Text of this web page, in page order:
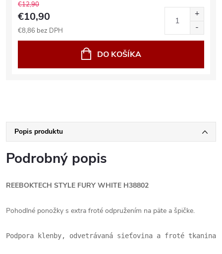
€12,90
€10,90
€8,86 bez DPH
DO KOŠÍKA
Popis produktu
Podrobný popis
REEBOKTECH STYLE FURY WHITE H38802
Pohodlné ponožky s extra froté odpružením na päte a špičke.
Podpora klenby, odvetrávaná sieťovina a froté tkanina